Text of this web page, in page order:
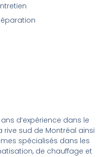
d’expérience dans le
rive sud de Montréal ainsi
spécialisés dans les
de chauffage et